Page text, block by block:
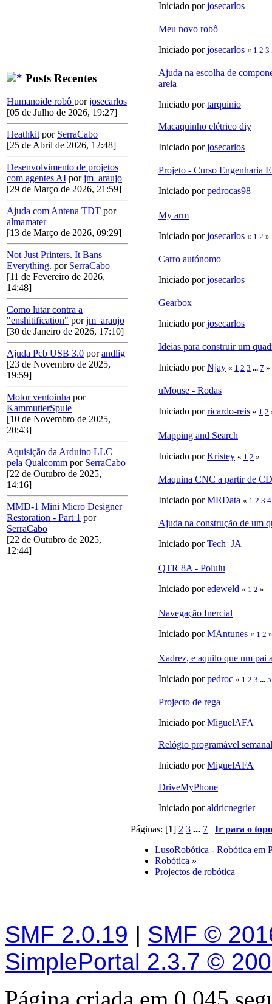
Posts Recentes
Humanoide robô porjosecarlos
[05 de Julho de 2026, 19:27]
Heathkit por SerraCabo
[25 de Abril de 2026, 12:48]
Desenvolvimento de projetos
com agentes AI porjm_araujo
[29 de Março de 2026, 21:59]
Ajuda com Antena TDT por
almamater
[13 de Março de 2026, 09:29]
Not Just Printers. It Bans
Everything. por SerraCabo
[11 de Fevereiro de 2026,
14:48]
Como lutar contra a
"enshitification" porjm_araujo
[30 de Janeiro de 2026, 17:10]
Ajuda Pcb USB 3.0 porandlig
[23 de Novembro de 2025,
19:59]
Motor ventoinha por
KammutierSpule
[10 de Novembro de 2025,
20:43]
Aquisição da Arduino LLC
pela Qualcomm por SerraCabo
[22 de Outubro de 2025,
14:16]
MMD-1 Mini Micro Designer
Restoration - Part 1 por
SerraCabo
[22 de Outubro de 2025,
12:44]
Iniciado porjosecarlos
Meu novo robô
Iniciado porjosecarlos « 1 2 3
Ajuda na escolha de
areia
Iniciado portarquinio
Macaquinho elétrico diy
Iniciado porjosecarlos
Projeto - Curso Engenharia
Iniciado porpedrocas98
My arm
Iniciado porjosecarlos « 1 2 »
Carro autónomo
Iniciado porjosecarlos
Gearbox
Iniciado porjosecarlos
Ideias para construir um
Iniciado porNjay « 1 2 3 ... 7 »
uMouse - Rodas
Iniciado porricardo-reis « 1 2
Mapping and Search
Iniciado porKristey « 1 2 »
Maquina CNC a partir de
Iniciado porMRData « 1 2 3 4
Ajuda na construção de um
Iniciado porTech_JA
QTR 8A - Polulu
Iniciado poredeweld « 1 2 »
Navegação Inercial
Iniciado porMAntunes « 1 2 »
Xadrez, e aquilo que um pai
Iniciado porpedroc « 1 2 3 ... 5
Projecto de rega
Iniciado porMiguelAFA
Relógio programável semanal
Iniciado porMiguelAFA
DriveMyPhone
Iniciado poraldricnegrier
Páginas: [1] 2 3 ... 7
Ir para o topo
LusoRobótica - Robótica em
Robótica »
Projectos de robótica
SMF 2.0.19 | SMF ©
SimplePortal 2.3.7 ©